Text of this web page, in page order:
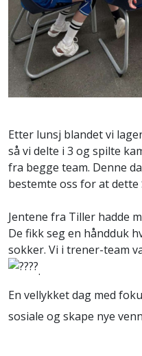
Etter lunsj blandet vi
så vi delte i 3 og spilte
fra begge team. Denne
bestemte oss for at dette
Jentene fra Tiller hadde
De fikk seg en håndduk
sokker. Vi i trener-team
.
En vellykket dag med
sosiale og skape nye